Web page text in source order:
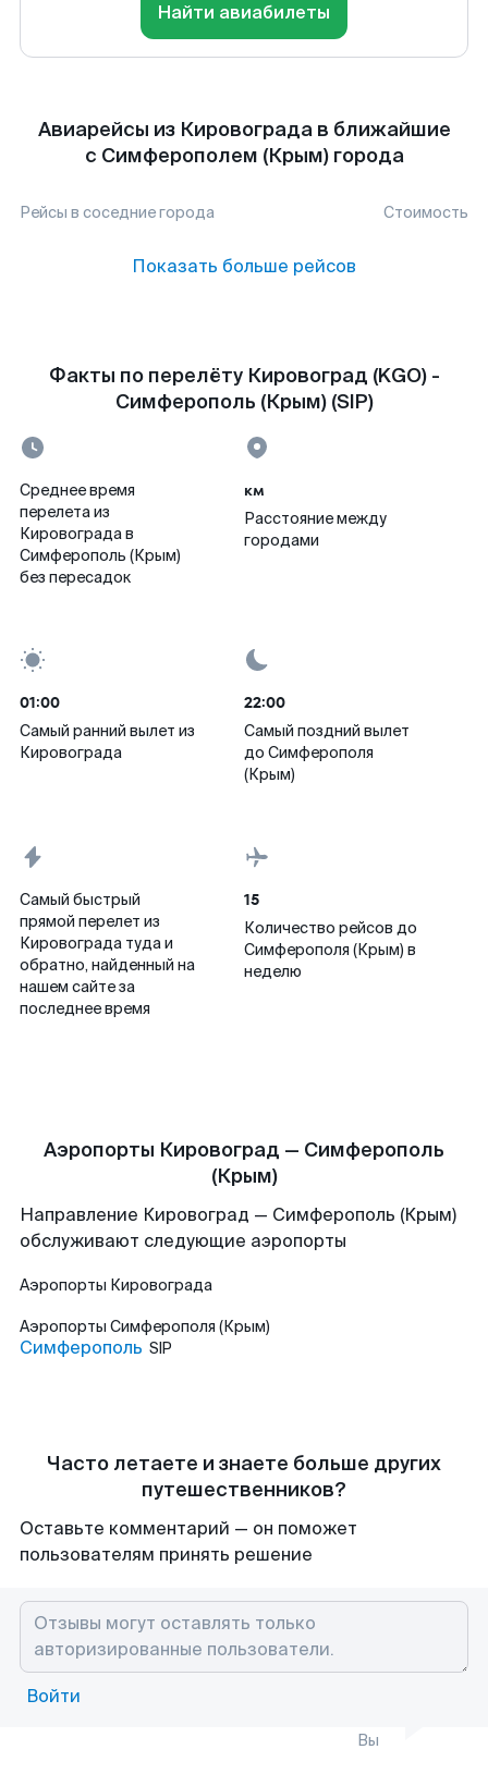
Найти авиабилеты
Авиарейсы из Кировограда в ближайшие
с Симферополем (Крым) города
Рейсы в соседние города Стоимость
Показать больше рейсов
Факты по перелёту Кировоград (KGO) -
Симферополь (Крым) (SIP)
Среднее время
перелета из
Кировограда в
Симферополь (Крым)
без пересадок
км
Расстояние между
городами
01:00
Самый ранний вылет из
Кировограда
22:00
Самый поздний вылет
до Симферополя
(Крым)
Самый быстрый
прямой перелет из
Кировограда туда и
обратно, найденный на
нашем сайте за
последнее время
15
Количество рейсов до
Симферополя (Крым) в
неделю
Аэропорты Кировоград — Симферополь
(Крым)
Направление Кировоград — Симферополь (Крым)
обслуживают следующие аэропорты
Аэропорты Кировограда
Аэропорты Симферополя (Крым)
Симферополь SIP
Часто летаете и знаете больше других
путешественников?
Оставьте комментарий — он поможет
пользователям принять решение
Войти
Вы